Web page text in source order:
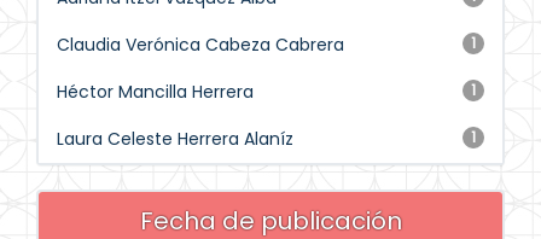
1
Claudia Verónica Cabeza Cabrera
1
Héctor Mancilla Herrera
1
Laura Celeste Herrera Alaníz
Fecha de publicación